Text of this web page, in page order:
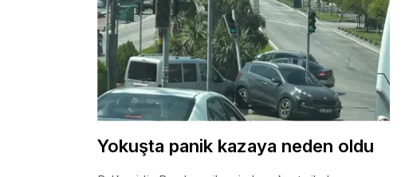
Yokuşta panik kazaya neden oldu